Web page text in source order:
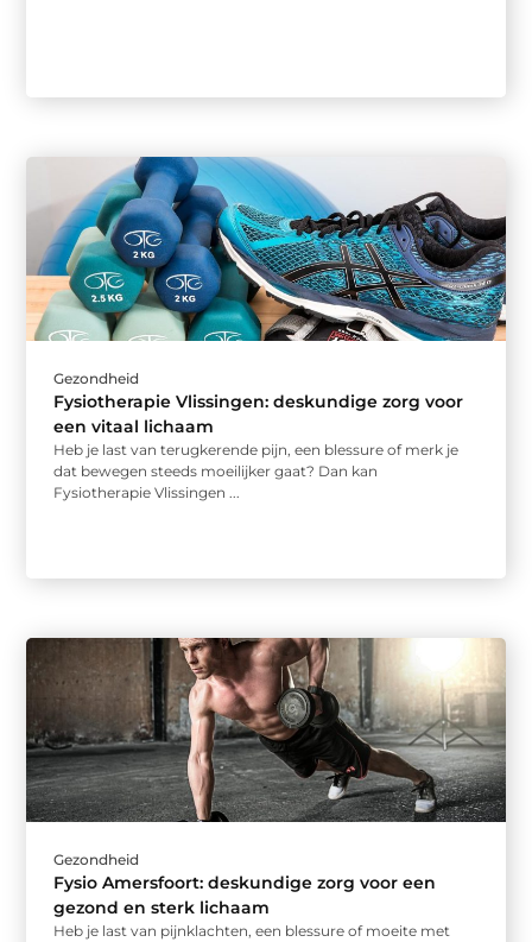
Gezondheid
Fysiotherapie Vlissingen: deskundige zorg voor
een vitaal lichaam
Heb je last van terugkerende pijn, een blessure of merk je
dat bewegen steeds moeilijker gaat? Dan kan
Fysiotherapie Vlissingen ...
Gezondheid
Fysio Amersfoort: deskundige zorg voor een
gezond en sterk lichaam
Heb je last van pijnklachten, een blessure of moeite met